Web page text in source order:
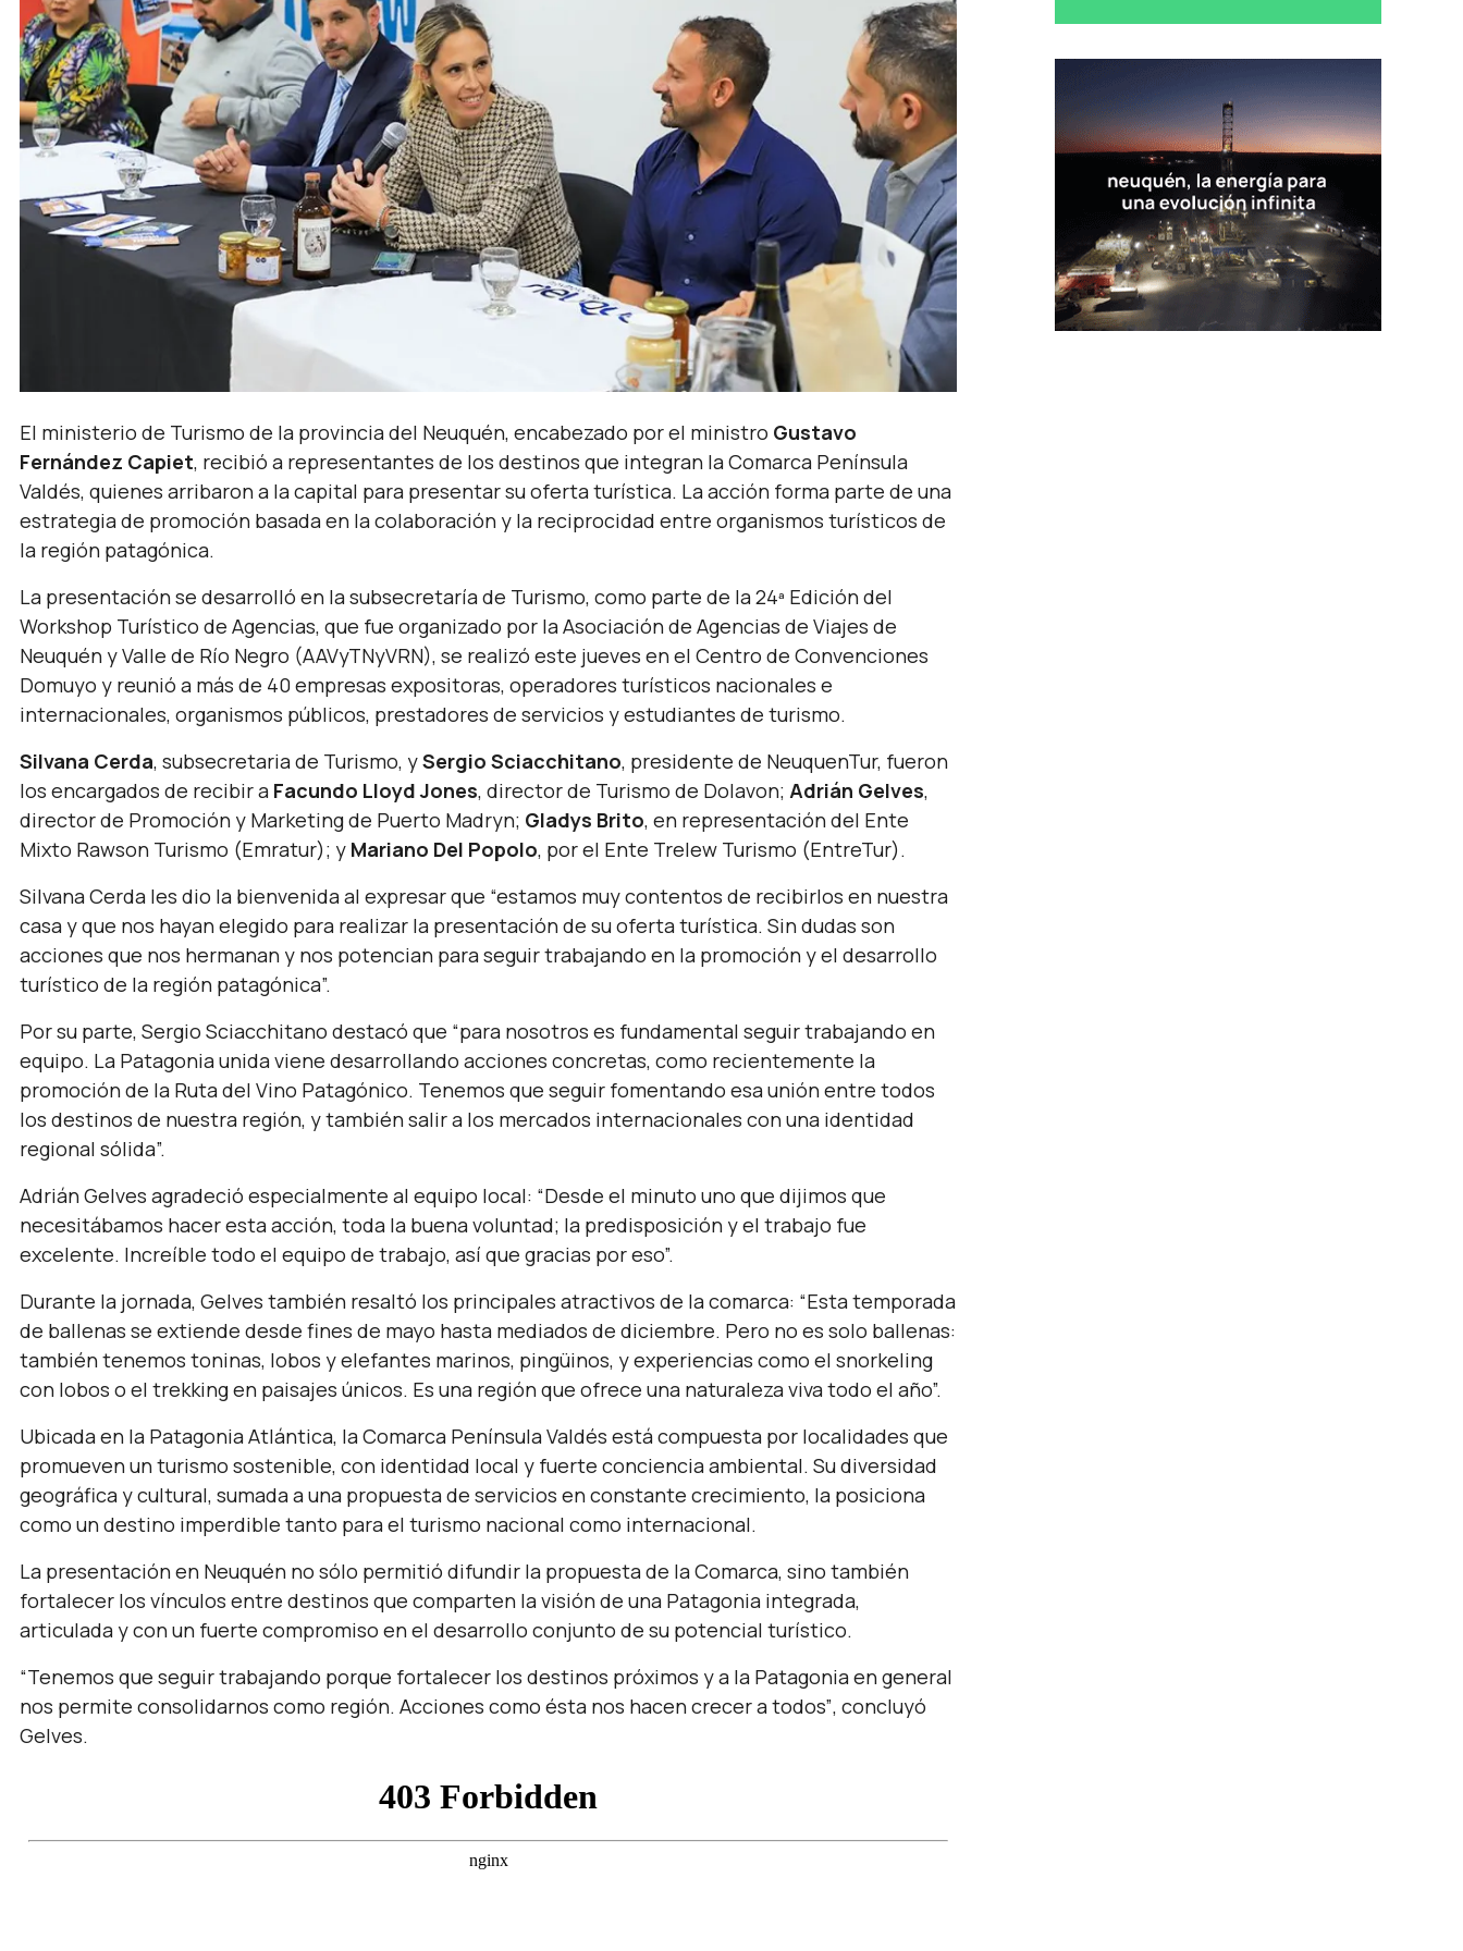
El ministerio de Turismo de la provincia del Neuquén, encabezado por el ministro Gustavo
Fernández Capiet, recibió a representantes de los destinos que integran la Comarca Península
Valdés, quienes arribaron a la capital para presentar su oferta turística. La acción forma parte de una
estrategia de promoción basada en la colaboración y la reciprocidad entre organismos turísticos de
la región patagónica.
La presentación se desarrolló en la subsecretaría de Turismo, como parte de la 24ª Edición del
Workshop Turístico de Agencias, que fue organizado por la Asociación de Agencias de Viajes de
Neuquén y Valle de Río Negro (AAVyTNyVRN), se realizó este jueves en el Centro de Convenciones
Domuyo y reunió a más de 40 empresas expositoras, operadores turísticos nacionales e
internacionales, organismos públicos, prestadores de servicios y estudiantes de turismo.
Silvana Cerda, subsecretaria de Turismo, ySergio Sciacchitano, presidente de NeuquenTur, fueron
los encargados de recibir a Facundo Lloyd Jones, director de Turismo de Dolavon; Adrián Gelves,
director de Promoción y Marketing de Puerto Madryn; Gladys Brito, en representación del Ente
Mixto Rawson Turismo (Emratur); y Mariano Del Popolo, por el Ente Trelew Turismo (EntreTur).
Silvana Cerda les dio la bienvenida al expresar que “estamos muy contentos de recibirlos en nuestra
casa y que nos hayan elegido para realizar la presentación de su oferta turística. Sin dudas son
acciones que nos hermanan y nos potencian para seguir trabajando en la promoción y el desarrollo
turístico de la región patagónica”.
Por su parte, Sergio Sciacchitano destacó que “para nosotros es fundamental seguir trabajando en
equipo. La Patagonia unida viene desarrollando acciones concretas, como recientemente la
promoción de la Ruta del Vino Patagónico. Tenemos que seguir fomentando esa unión entre todos
los destinos de nuestra región, y también salir a los mercados internacionales con una identidad
regional sólida”.
Adrián Gelves agradeció especialmente al equipo local: “Desde el minuto uno que dijimos que
necesitábamos hacer esta acción, toda la buena voluntad; la predisposición y el trabajo fue
excelente. Increíble todo el equipo de trabajo, así que gracias por eso”.
Durante la jornada, Gelves también resaltó los principales atractivos de la comarca: “Esta temporada
de ballenas se extiende desde fines de mayo hasta mediados de diciembre. Pero no es solo ballenas:
también tenemos toninas, lobos y elefantes marinos, pingüinos, y experiencias como el snorkeling
con lobos o el trekking en paisajes únicos. Es una región que ofrece una naturaleza viva todo el año”.
Ubicada en la Patagonia Atlántica, la Comarca Península Valdés está compuesta por localidades que
promueven un turismo sostenible, con identidad local y fuerte conciencia ambiental. Su diversidad
geográfica y cultural, sumada a una propuesta de servicios en constante crecimiento, la posiciona
como un destino imperdible tanto para el turismo nacional como internacional.
La presentación en Neuquén no sólo permitió difundir la propuesta de la Comarca, sino también
fortalecer los vínculos entre destinos que comparten la visión de una Patagonia integrada,
articulada y con un fuerte compromiso en el desarrollo conjunto de su potencial turístico.
“Tenemos que seguir trabajando porque fortalecer los destinos próximos y a la Patagonia en general
nos permite consolidarnos como región. Acciones como ésta nos hacen crecer a todos”, concluyó
Gelves.